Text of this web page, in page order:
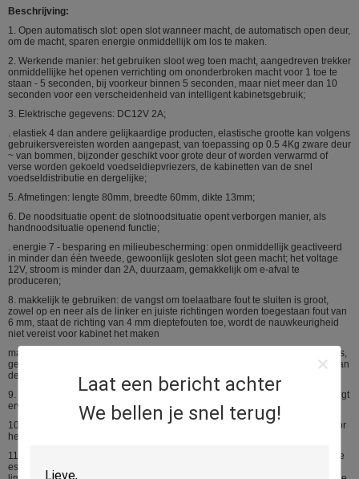
Laat een bericht achter
We bellen je snel terug!
Beschrijving:
1. Open automatisch slot: open slot wanneer macht, de automatisch open deur,
om de macht, sparen energie onmiddellijk om los te maken.
2. Werkende manier: het gebruiken sloot weg toen macht, aangedreven trekker
onmiddellijke het openen verrichting om ononderbroken macht voor 1 toe te
staan - 5 seconden, bij voorkeur binnen 5 seconden, maar niet meer dan 10
seconden voor een verscheidenheid van intelligent kabinetsgebruik;
3. Elektrische gegevens: DC12V 2A;
. elastiek 4 dan andere gelijkaardige producten, elastische grootte kan volgens
gebruikersvereisten worden aangepast, van toepassing op 0.5 4Kg zware deur
~ van bommen, bijzonder geschikt voor grote deur of worden verwarmd of
verse worden gekoeld voedseldiepvriezers, de kabinetten van de snel
voedseldistributie en dergelijke;
5. Afmetingen: lengte 80mm, breedte 60mm, dikte 13mm;
6. De noodsituatie opent: de slotnoodsituatie opent verborgen manier, als
handnoodsituatie openend functie;
. energie 7 - besparing en milieubescherming: open onmiddellijk geactiveerd
in minder dan één tweede, gewoonlijk gesloten slot geen macht; het voltage
12V, stroom is minder dan 2A, duurzaam, gemakkelijk om e-afval te
produceren;
8. makkelijk te gebruiken: de vangst om toelaatbare fout te sluiten is groot,
zowel op en neer als de linker en juiste richtingen worden toegestaan fout van
6 mm, staat de richting van 4 mm dieptefouten toe, wordt de nauwkeurigheid
niet vereist voor kabinet het maken
materiaalmeester het vaardigheidsniveau van arbeidersvereisten niet hoog is,
gemakkelijk aan massaproduktie, flexibele bedrading geïnstalleerde klein, kan
de productiekosten van de kabinetsfabriek verminderen;
9. Duurzaam: het interval 10 seconden ononderbroken test 500.000 keer, zorgt
ervoor dat de rol niet zal branden;
10. Statusoutput: Js-05S heeft een de opsporingssignaal van de slotstaat voor
het ontdekken van een gesloten deur van (open,) staat.
11. Installatie: Js-05S het originele, symmetrische ontwerp, de innovatieve die
esthetica, openen, de kleine grootte, de eenvoudige installatie, geen